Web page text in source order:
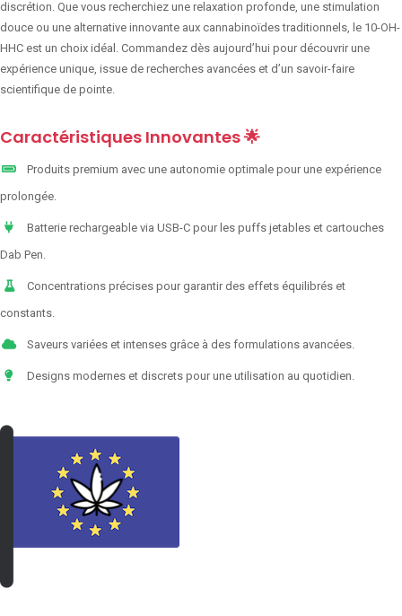
discrétion. Que vous recherchiez une relaxation profonde, une stimulation
douce ou une alternative innovante aux cannabinoïdes traditionnels, le 10-OH-
HHC est un choix idéal. Commandez dès aujourd’hui pour découvrir une
expérience unique, issue de recherches avancées et d’un savoir-faire
scientifique de pointe.
Caractéristiques Innovantes 🌟
Produits premium avec une autonomie optimale pour une expérience
prolongée.
Batterie rechargeable via USB-C pour les puffs jetables et cartouches
Dab Pen.
Concentrations précises pour garantir des effets équilibrés et
constants.
Saveurs variées et intenses grâce à des formulations avancées.
Designs modernes et discrets pour une utilisation au quotidien.